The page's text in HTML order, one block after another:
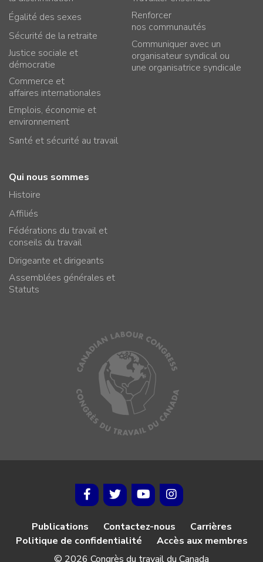
Égalité des sexes
Sécurité de la retraite
Justice sociale et
démocratie
Commerce et
affaires internationales
Emplois, économie et
environnement
Santé et sécurité au travail
Renforcer
nos communautés
Communiquer avec un
organisateur syndical ou
une organisatrice syndicale
Qui nous sommes
Histoire
Affiliés
Fédérations du travail et
conseils du travail
Dirigeante et dirigeants
Assemblées générales et
Statuts
Publications Contactez-nous
Carrières
Politique de confidentialité
Accès aux membres
© 2026 Congrès du travail du Canada